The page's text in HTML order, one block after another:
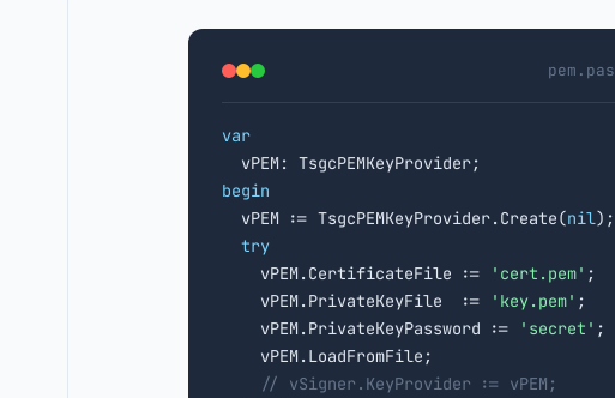
pem.pas
var
begin
vPEM := TsgcPEMKeyProvider.Create(nil);
try
    vPEM.CertificateFile :=
'cert.pem' ;
    vPEM.PrivateKeyFile  :=
'key.pem' ;
    vPEM.PrivateKeyPassword :=
'secret' ;
    vPEM.LoadFromFile;
// vSigner.KeyProvider := vPEM;